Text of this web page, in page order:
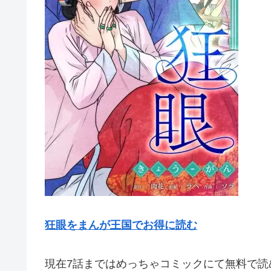
狂眼をまんが王国でお得に読む
現在7話まではめっちゃコミックにて無料で